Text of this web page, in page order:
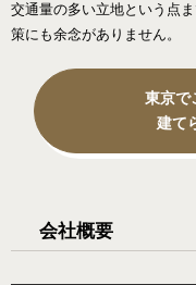
交通量の多い立地という点
策にも余念がありません。
東京で
建て
会社概要